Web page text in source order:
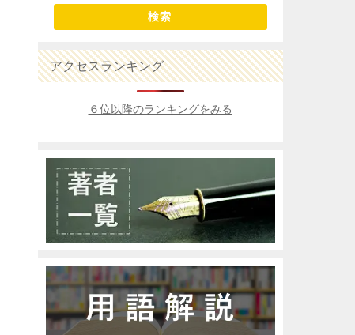
検索
アクセスランキング
６位以降のランキングをみる